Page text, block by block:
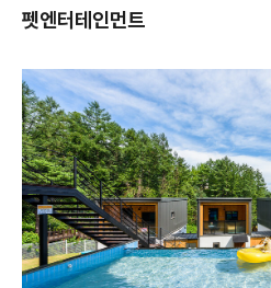
펫엔터테인먼트